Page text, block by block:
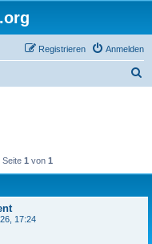
Anmelden
Registrieren
Seite 1 von 1
17:24